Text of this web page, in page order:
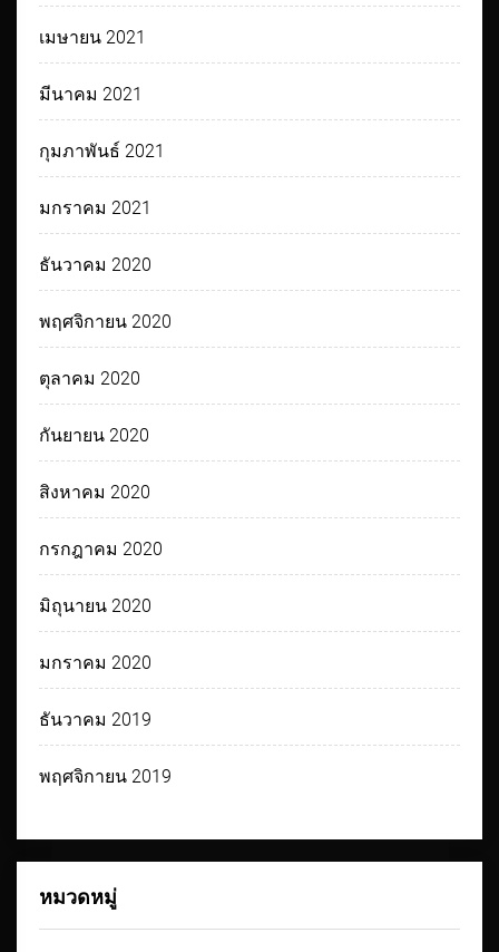
เมษายน 2021
มีนาคม 2021
กุมภาพันธ์ 2021
มกราคม 2021
ธันวาคม 2020
พฤศจิกายน 2020
ตุลาคม 2020
กันยายน 2020
สิงหาคม 2020
กรกฎาคม 2020
มิถุนายน 2020
มกราคม 2020
ธันวาคม 2019
พฤศจิกายน 2019
หมวดหมู่